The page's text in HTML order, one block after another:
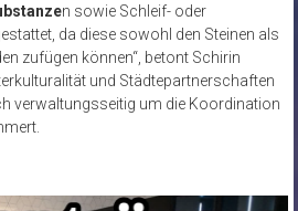
n sowie Schleif- oder
da diese sowohl den Steinen als
zufügen können“, betont Schirin
und Städtepartnerschaften
verwaltungsseitig um die Koordination